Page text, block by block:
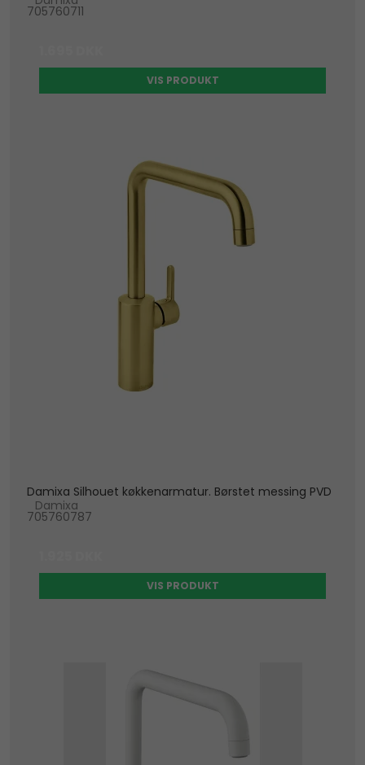
705760711
VIS PRODUKT
Damixa Silhouet køkkenarmatur. Børstet messing PVD
Damixa
705760787
VIS PRODUKT